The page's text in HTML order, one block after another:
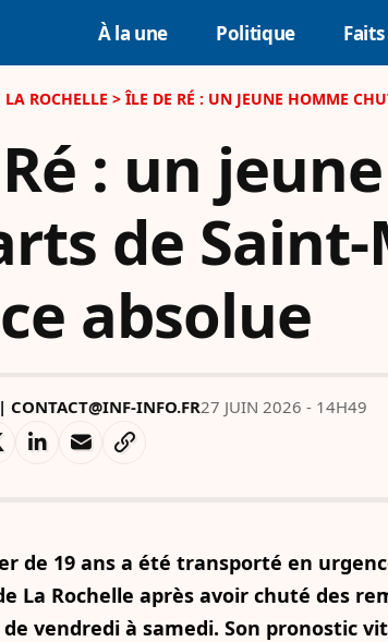
À la une Politique
ROCHELLE > ÎLE DE RÉ : UN JEUNE HOMME
: un
de
absolue
CONTACT@INF-INFO.FR27 JUIN 2026 - 14H49
de 19 ans a été transporté en
La Rochelle après avoir chuté des
vendredi à samedi. Son pronostic